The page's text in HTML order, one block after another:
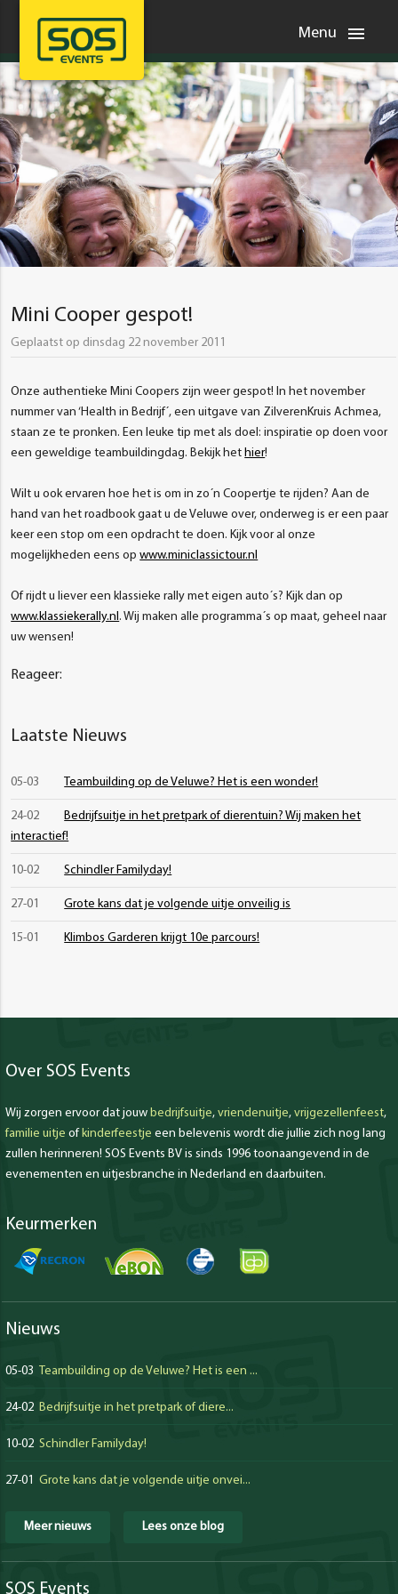
Menu menu
Mini Cooper gespot!
Geplaatst op dinsdag 22 november 2011
Onze authentieke Mini Coopers zijn weer gespot! In het november
nummer van ‘Health in Bedrijf´, een uitgave van ZilverenKruis Achmea,
staan ze te pronken. Een leuke tip met als doel: inspiratie op doen voor
een geweldige teambuildingdag. Bekijk hethier!
Wilt u ook ervaren hoe het is om in zo´n Coopertje te rijden? Aan de
hand van het roadbook gaat u de Veluwe over, onderweg is er een paar
keer een stop om een opdracht te doen. Kijk voor al onze
mogelijkheden eens opwww.miniclassictour.nl
Of rijdt u liever een klassieke rally met eigen auto´s? Kijk dan op
www.klassiekerally.nl. Wij maken alle programma´s op maat, geheel naar
uw wensen!
Reageer:
Laatste Nieuws
05-03 Teambuilding op de Veluwe? Het is een wonder!
24-02
Bedrijfsuitje in het pretpark of dierentuin? Wij maken het
interactief!
10-02 Schindler Familyday!
27-01 Grote kans dat je volgende uitje onveilig is
15-01 Klimbos Garderen krijgt 10e parcours!
Over SOS Events
Wij zorgen ervoor dat jouw bedrijfsuitje, vriendenuitje, vrijgezellenfeest,
familie uitje of kinderfeestje een belevenis wordt die jullie zich nog lang
zullen herinneren! SOS Events BV is sinds 1996 toonaangevend in de
evenementen en uitjesbranche in Nederland en daarbuiten.
Keurmerken
Nieuws
05-03 Teambuilding op de Veluwe? Het is een ...
24-02 Bedrijfsuitje in het pretpark of diere...
10-02 Schindler Familyday!
27-01 Grote kans dat je volgende uitje onvei...
Meer nieuws Lees onze blog
SOS Events